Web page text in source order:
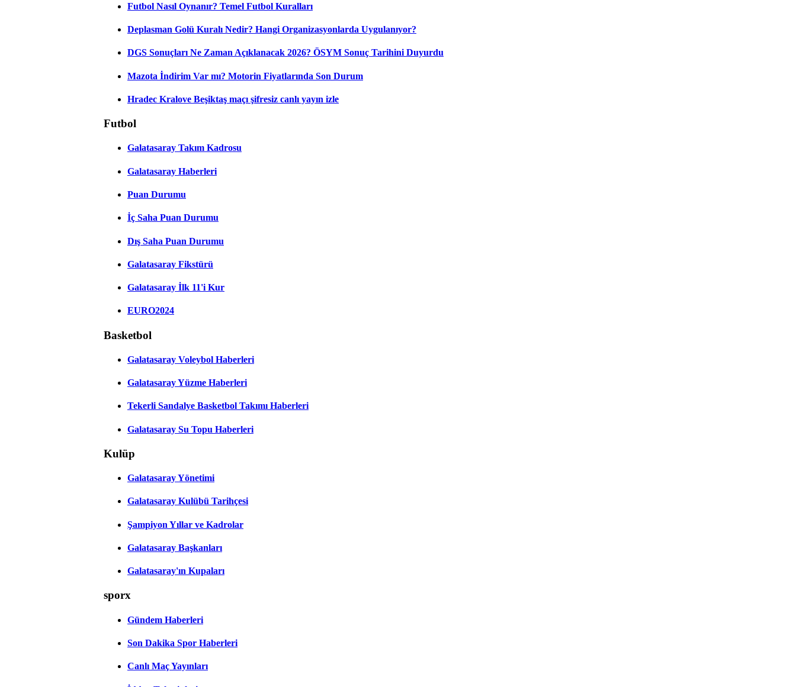
Futbol Nasıl Oynanır? Temel Futbol Kuralları
Deplasman Golü Kuralı Nedir? Hangi Organizasyonlarda Uygulanıyor?
DGS Sonuçları Ne Zaman Açıklanacak 2026? ÖSYM Sonuç Tarihini Duyurdu
Mazota İndirim Var mı? Motorin Fiyatlarında Son Durum
Hradec Kralove Beşiktaş maçı şifresiz canlı yayın izle
Futbol
Galatasaray Takım Kadrosu
Galatasaray Haberleri
Puan Durumu
İç Saha Puan Durumu
Dış Saha Puan Durumu
Galatasaray Fikstürü
Galatasaray İlk 11'i Kur
EURO2024
Basketbol
Galatasaray Voleybol Haberleri
Galatasaray Yüzme Haberleri
Tekerli Sandalye Basketbol Takımı Haberleri
Galatasaray Su Topu Haberleri
Kulüp
Galatasaray Yönetimi
Galatasaray Kulübü Tarihçesi
Şampiyon Yıllar ve Kadrolar
Galatasaray Başkanları
Galatasaray'ın Kupaları
sporx
Gündem Haberleri
Son Dakika Spor Haberleri
Canlı Maç Yayınları